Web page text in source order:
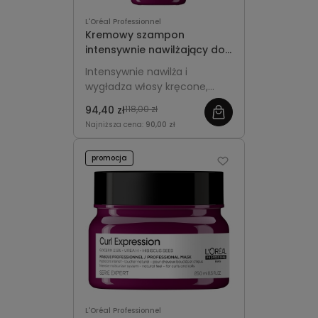
L'Oréal Professionnel
Kremowy szampon
intensywnie nawilżający do
włosów kręconych 500ml z
pompką - L'Oréal
Professionnel Curl
Expression
Intensywnie nawilża i
wygładza włosy kręcone,
podkreśla sprężystość loków i
fal. Wygodna pompka
ułatwia codzienne
94,40 zł118,00 zł
Najniższa cena: 90,00 zł
L'Oréal Professionnel
promocja